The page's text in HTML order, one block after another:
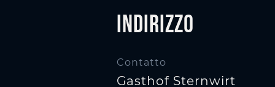
Indirizzo
Contatto
Gasthof Sternwirt